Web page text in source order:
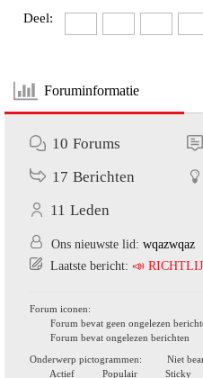
Deel:
Foruminformatie
10 Forums
17 Berichten
11 Leden
Ons nieuwste lid: wqazwqaz
Laatste bericht: 📣
Forum iconen:
Forum bevat geen ongelezen
Forum bevat ongelezen berichten
Onderwerp pictogrammen:
Niet
Actief
Populair Sticky